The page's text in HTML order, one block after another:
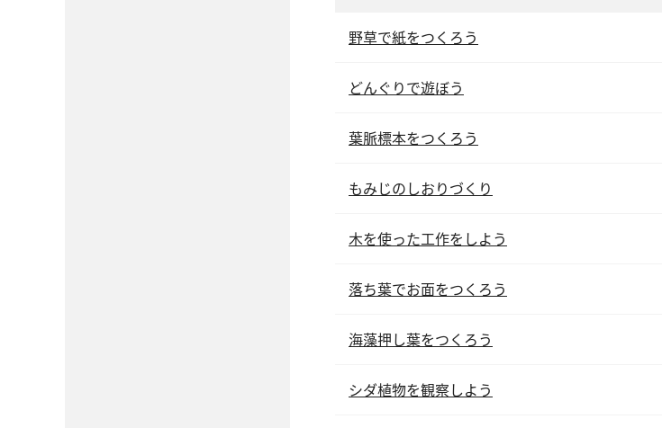
野草で紙をつくろう
どんぐりで遊ぼう
葉脈標本をつくろう
もみじのしおりづくり
木を使った工作をしよう
落ち葉でお面をつくろう
海藻押し葉をつくろう
シダ植物を観察しよう